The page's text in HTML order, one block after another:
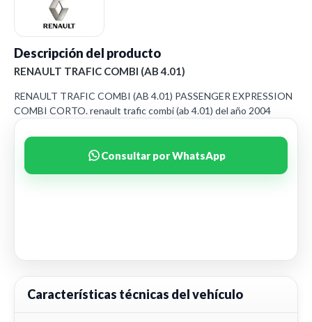
Descripción del producto
RENAULT TRAFIC COMBI (AB 4.01)
RENAULT TRAFIC COMBI (AB 4.01) PASSENGER EXPRESSION
COMBI CORTO. renault trafic combi (ab 4.01) del año 2004
Consultar por WhatsApp
Características técnicas del vehículo